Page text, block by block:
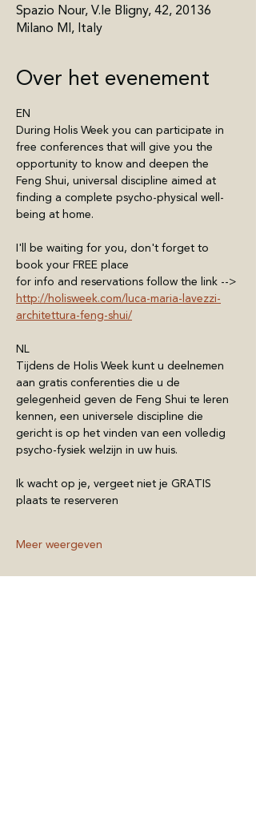
Spazio Nour, V.le Bligny, 42, 20136
Milano MI, Italy
Over het evenement
EN
During Holis Week you can participate in
free conferences that will give you the
opportunity to know and deepen the
Feng Shui, universal discipline aimed at
finding a complete psycho-physical well-
being at home.
I'll be waiting for you, don't forget to
book your FREE place
for info and reservations follow the link -->
http://holisweek.com/luca-maria-lavezzi-
architettura-feng-shui/
NL
Tijdens de Holis Week kunt u deelnemen
aan gratis conferenties die u de
gelegenheid geven de Feng Shui te leren
kennen, een universele discipline die
gericht is op het vinden van een volledig
psycho-fysiek welzijn in uw huis.
Ik wacht op je, vergeet niet je GRATIS
plaats te reserveren
Meer weergeven